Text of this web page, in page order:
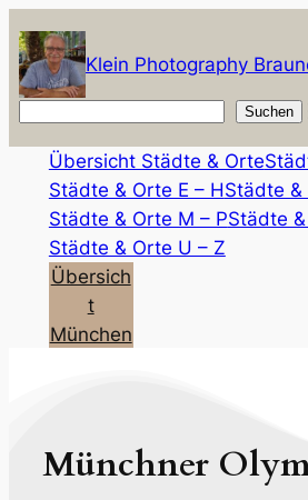
Inhalt
springen
Klein Photography
Suchen
Übersicht Städte & Orte
Städte & Orte E – HStädte &
Städte & Orte M – PStädte
Städte & Orte U – Z
Übersich
t
München
Münchner